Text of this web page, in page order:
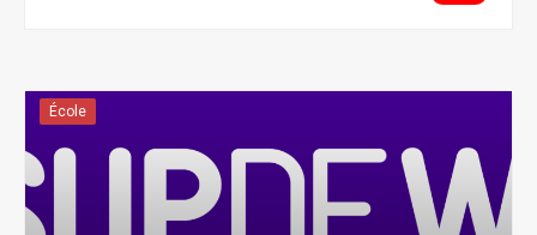
École